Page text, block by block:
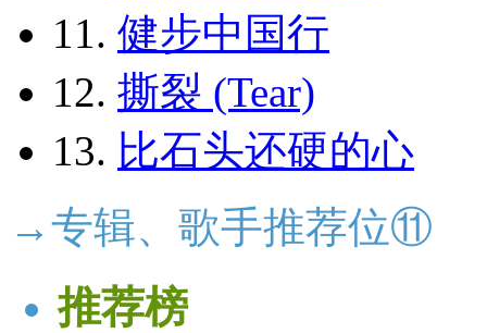
11. 健步中国行
12. 撕裂 (Tear)
13. 比石头还硬的心
→专辑、歌手推荐位⑪
推荐榜